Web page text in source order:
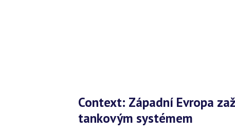
Context: Západní Evropa zažívá boom inkoustových tiskáren s
tankovým systémem